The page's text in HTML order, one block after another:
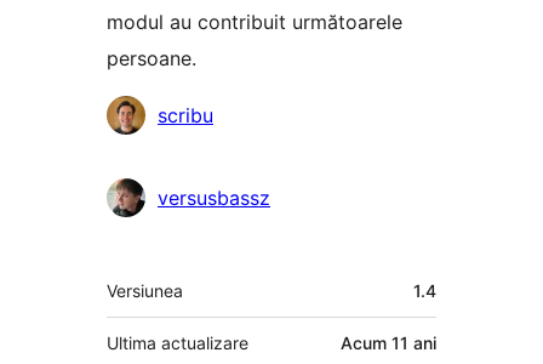
modul au contribuit următoarele
persoane.
Contributori
scribu
versusbassz
Meta
Versiunea 1.4
Ultima actualizare Acum 11 ani